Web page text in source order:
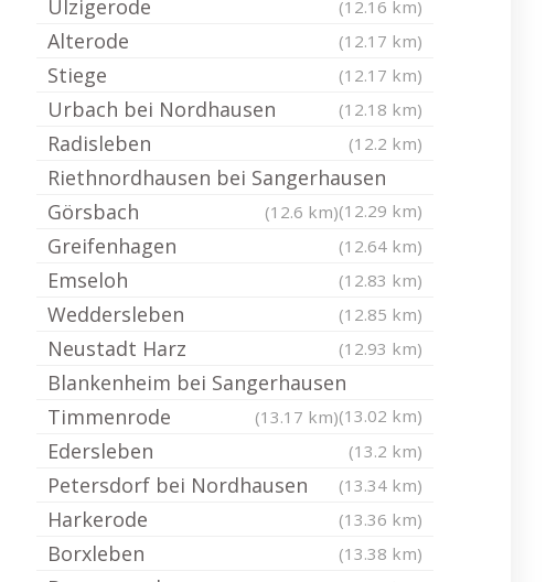
Ulzigerode (12.16 km)
Alterode (12.17 km)
Stiege (12.17 km)
Urbach bei Nordhausen (12.18 km)
Radisleben (12.2 km)
Riethnordhausen bei Sangerhausen
(12.29 km)
Görsbach (12.6 km)
Greifenhagen (12.64 km)
Emseloh (12.83 km)
Weddersleben (12.85 km)
Neustadt Harz (12.93 km)
Blankenheim bei Sangerhausen
(13.02 km)
Timmenrode (13.17 km)
Edersleben (13.2 km)
Petersdorf bei Nordhausen (13.34 km)
Harkerode (13.36 km)
Borxleben (13.38 km)